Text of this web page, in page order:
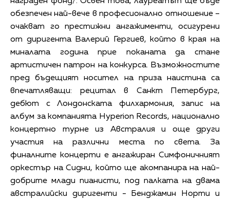
обезпечен най-вече в професионално отношение –
очакват го престижни ангажименти, осигурени
от диригента Валерий Гергиев, който в края на
миналата година прие поканата да стане
артистичен патрон на конкурса. Възможностите
пред бъдещият носител на приза наистина са
впечатляващи: рецитал в Санкт Петербург,
дебют с Лондонската филхармония, запис на
албум за компанията Hyperion Records, национално
концертно турне из Австралия и още други
участия на различни места по света. За
финалните концерти е ангажиран Симфоничният
оркестър на Сидни, който ще акомпанира на най-
добрите млади пианисти, под палката на двама
австралийски диригенти - Бенджамин Норти и